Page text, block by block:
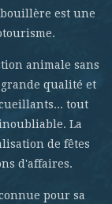
est une
animale sans
qualité et
tout
La
de fêtes
d'affaires.
pour sa